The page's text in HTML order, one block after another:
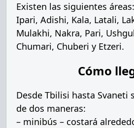
Existen las siguientes
Ipari, Adishi, Kala, Latali,
Mulakhi, Nakra, Pari,
Chumari, Chuberi y Etzeri.
Cómo
Desde Tbilisi hasta Svaneti
de dos maneras:
– minibús – costará